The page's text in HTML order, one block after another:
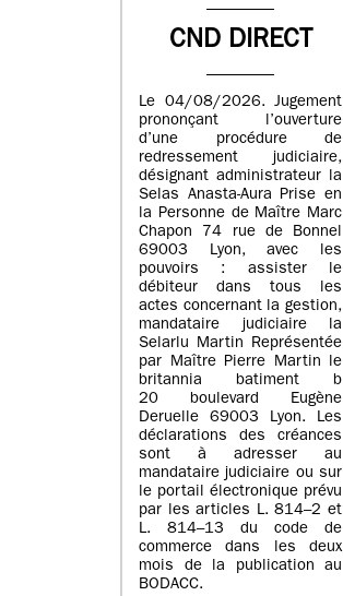
CND DIRECT
Le 04/08/2026. Jugement
prononçant l’ouverture
d’une procédure de
redressement judiciaire,
désignant administrateur la
Selas Anasta-Aura Prise en
la Personne de Maître Marc
Chapon 74 rue de Bonnel
69003 Lyon, avec les
pouvoirs : assister le
débiteur dans tous les
actes concernant la gestion,
mandataire judiciaire la
Selarlu Martin Représentée
par Maître Pierre Martin le
britannia batiment b
20 boulevard Eugène
Deruelle 69003 Lyon. Les
déclarations des créances
sont à adresser au
mandataire judiciaire ou sur
le portail électronique prévu
par les articles L. 814–2 et
L. 814–13 du code de
commerce dans les deux
mois de la publication au
BODACC.